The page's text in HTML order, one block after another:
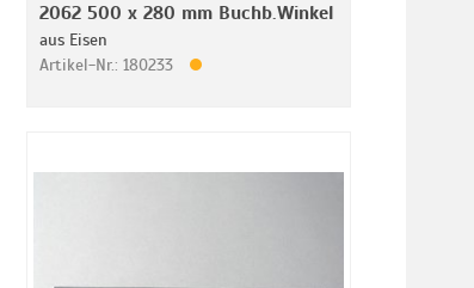
2062 500 x 280 mm Buchb.Winkel
aus Eisen
Artikel-Nr.: 180233